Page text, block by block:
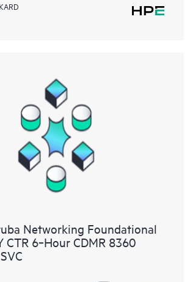
Networking Foundational
CTR 6‑Hour CDMR 8360